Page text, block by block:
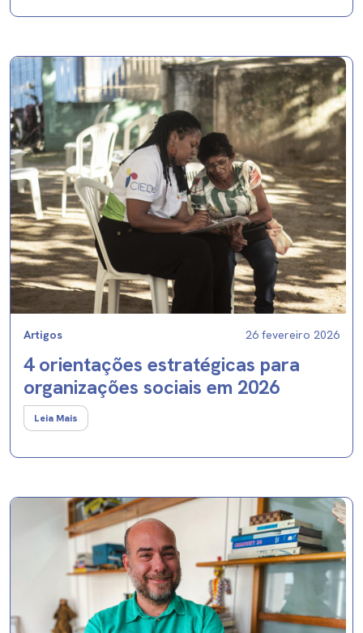
Artigos 26 fevereiro 2026
4 orientações estratégicas para
organizações sociais em 2026
Leia Mais